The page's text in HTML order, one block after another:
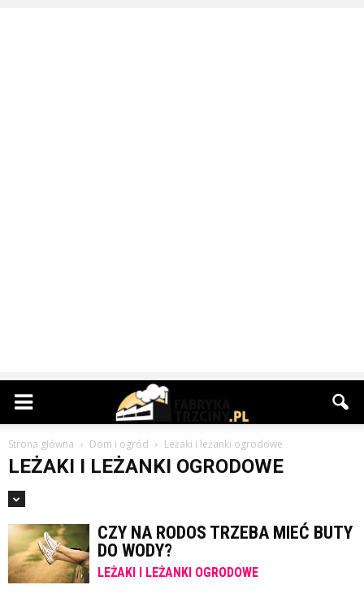
Strona główna Dom i ogród Leżaki i leżanki ogrodowe
LEŻAKI I LEŻANKI OGRODOWE
CZY NA RODOS TRZEBA MIEĆ BUTY
DO WODY?
LEŻAKI I LEŻANKI OGRODOWE